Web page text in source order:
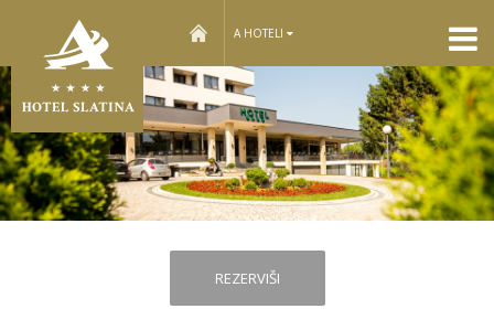
home A HOTELI
REZERVIŠI